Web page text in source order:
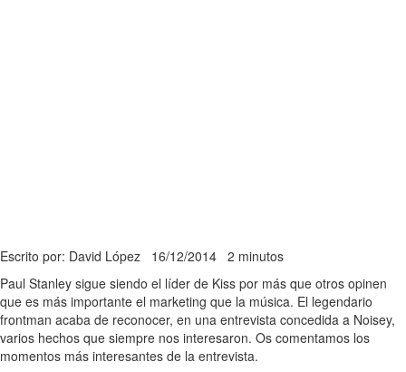
Escrito por: David López 16/12/2014 2 minutos
Paul Stanley sigue siendo el líder de Kiss por más que otros opinen
que es más importante el marketing que la música. El legendario
frontman acaba de reconocer, en una entrevista concedida a Noisey,
varios hechos que siempre nos interesaron. Os comentamos los
momentos más interesantes de la entrevista.